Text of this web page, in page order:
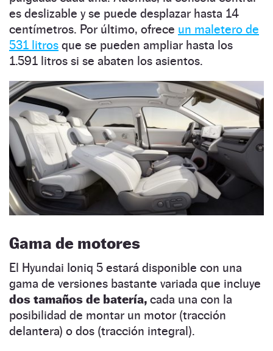
es deslizable y se puede desplazar hasta 14
centímetros. Por último, ofrece un maletero de
531 litros que se pueden ampliar hasta los
1.591 litros si se abaten los asientos.
Gama de motores
El Hyundai Ioniq 5 estará disponible con una
gama de versiones bastante variada que incluye
dos tamaños de batería, cada una con la
posibilidad de montar un motor (tracción
delantera) o dos (tracción integral).